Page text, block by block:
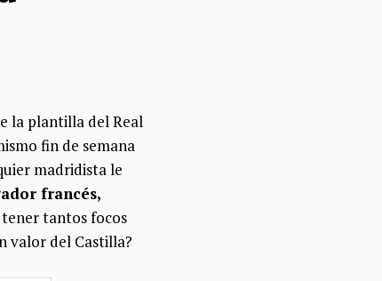
la plantilla del Real
fin de semana
madridista le
francés,
tener tantos focos
valor del Castilla?